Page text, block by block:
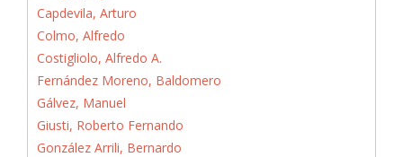
Capdevila, Arturo
Colmo, Alfredo
Costigliolo, Alfredo A.
Fernández Moreno, Baldomero
Gálvez, Manuel
Giusti, Roberto Fernando
González Arrili, Bernardo